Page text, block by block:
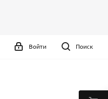
Поиск
Войти